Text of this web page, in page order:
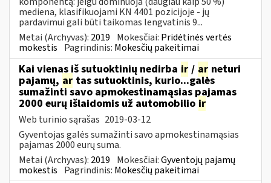
mediena, klasifikuojami KN 4401 pozicijoje - jų
pardavimui gali būti taikomas lengvatinis 9...
Metai (Archyvas): 2019 Mokesčiai: Pridėtinės vertės
mokestis Pagrindinis: Mokesčių pakeitimai
Kai vienas iš sutuoktinių nedirba ir / ar neturi
pajamų, ar tas sutuoktinis, kurio...galės
sumažinti savo apmokestinamąsias pajamas
2000 eurų išlaidomis už automobilio ir
Web turinio sąrašas 2019-03-12
Gyventojas galės sumažinti savo apmokestinamąsias
pajamas 2000 eurų suma.
Metai (Archyvas): 2019 Mokesčiai:Gyventojų pajamų
mokestis Pagrindinis: Mokesčių pakeitimai